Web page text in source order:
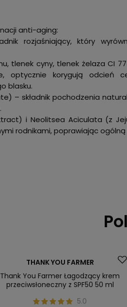
anti-aging:
rozjaśniający, który
tlenek cyny, tlenek żelaza CI
optycznie korygują odcień
blasku.
– składnik pochodzenia
i Neolitsea Aciculata (z
rodnikami, poprawiając ogólną
THANK YOU FARMER
Thank You Farmer Łagodzący krem
przeciwsłoneczny z SPF50 50 ml
5.0